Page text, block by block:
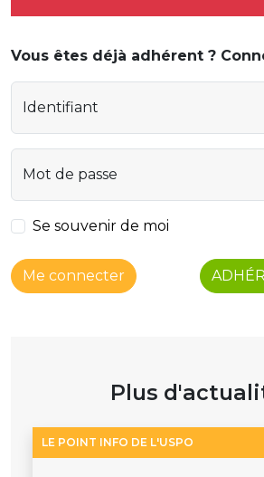
Vous êtes déjà adhérent ?
Identifiant
Mot de passe
Se souvenir de moi
Me connecter
Plus
LE POINT INFO DE L'USPO